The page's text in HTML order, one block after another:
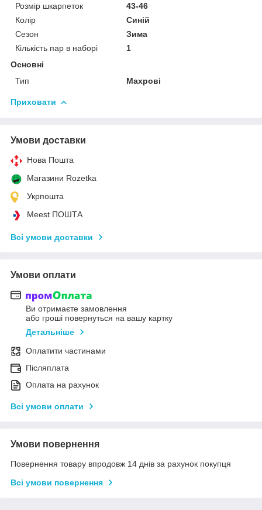
Розмір шкарпеток
43-46
Колір
Синій
Сезон
Зима
Кількість пар в наборі
1
Основні
Тип
Махрові
Приховати
Умови доставки
Нова Пошта
Магазини Rozetka
Укрпошта
Meest ПОШТА
Всі умови доставки
Умови оплати
Ви отримаєте замовлення
або гроші повернуться на вашу картку
Детальніше
Оплатити частинами
Післяплата
Оплата на рахунок
Всі умови оплати
Умови повернення
Повернення товару впродовж 14 днів за рахунок покупця
Всі умови повернення